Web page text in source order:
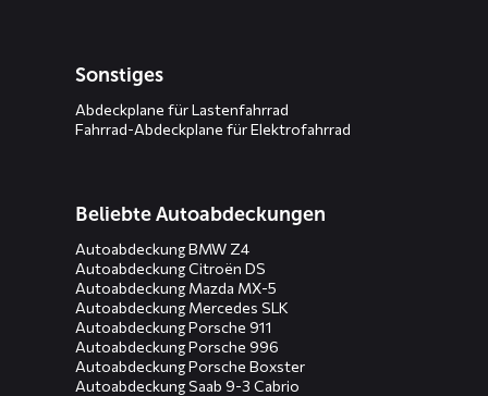
Sonstiges
Abdeckplane für Lastenfahrrad
Fahrrad-Abdeckplane für Elektrofahrrad
Beliebte Autoabdeckungen
Autoabdeckung BMW Z4
Autoabdeckung Citroën DS
Autoabdeckung Mazda MX-5
Autoabdeckung Mercedes SLK
Autoabdeckung Porsche 911
Autoabdeckung Porsche 996
Autoabdeckung Porsche Boxster
Autoabdeckung Saab 9-3 Cabrio